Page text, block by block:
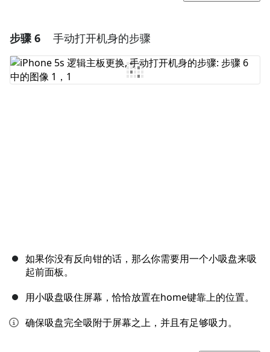
添加一条评论
添加评论
步骤 6 手动打开机身的步骤
如果你没有反向钳的话，那么你需要用一个小吸盘来吸
起前面板。
用小吸盘吸住屏幕，恰恰放置在home键靠上的位置。
确保吸盘完全吸附于屏幕之上，并且有足够吸力。